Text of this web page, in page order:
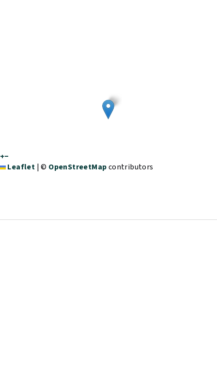
+−
Leaflet |© OpenStreetMapcontributors